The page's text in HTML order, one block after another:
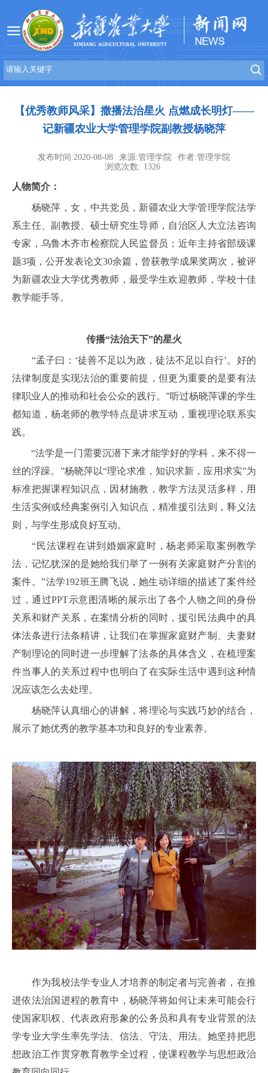
【优秀教师风采】撒播法治星火 点燃成长明灯——
记新疆农业大学管理学院副教授杨晓萍
发布时间:2020-08-08 来源:管理学院
作者:管理学院
浏览次数: 1326
人物简介：
杨晓萍，女，中共党员，新疆农业大学管理学院法学
系主任、副教授、硕士研究生导师，自治区人大立法咨询
专家，乌鲁木齐市检察院人民监督员；近年主持省部级课
题3项，公开发表论文30余篇，曾获教学成果奖两次，被评
为新疆农业大学优秀教师，最受学生欢迎教师，学校十佳
教学能手等。
传播“法治天下”的星火
“孟子曰：‘徒善不足以为政，徒法不足以自行’。好的
法律制度是实现法治的重要前提，但更为重要的是要有法
律职业人的推动和社会公众的践行。”听过杨晓萍课的学生
都知道，杨老师的教学特点是讲求互动，重视理论联系实
践。
“法学是一门需要沉潜下来才能学好的学科，来不得一
丝的浮躁。”杨晓萍以“理论求准，知识求新，应用求实”为
标准把握课程知识点，因材施教，教学方法灵活多样，用
生活实例或经典案例引入知识点，精准援引法则，释义法
则，与学生形成良好互动。
“民法课程在讲到婚姻家庭时，杨老师采取案例教学
法，记忆犹深的是她给我们举了一例有关家庭财产分割的
案件。”法学192班王腾飞说，她生动详细的描述了案件经
过，通过PPT示意图清晰的展示出了各个人物之间的身份
关系和财产关系，在案情分析的同时，援引民法典中的具
体法条进行法条精讲，让我们在掌握家庭财产制、夫妻财
产制理论的同时进一步理解了法条的具体含义，在梳理案
件当事人的关系过程中也明白了在实际生活中遇到这种情
况应该怎么去处理。
杨晓萍认真细心的讲解，将理论与实践巧妙的结合，
展示了她优秀的教学基本功和良好的专业素养。
作为我校法学专业人才培养的制定者与完善者，在推
进依法治国进程的教育中，杨晓萍将如何让未来可能会行
使国家职权、代表政府形象的公务员和具有专业背景的法
学专业大学生率先学法、信法、守法、用法。她坚持把思
想政治工作贯穿教育教学全过程，使课程教学与思想政治